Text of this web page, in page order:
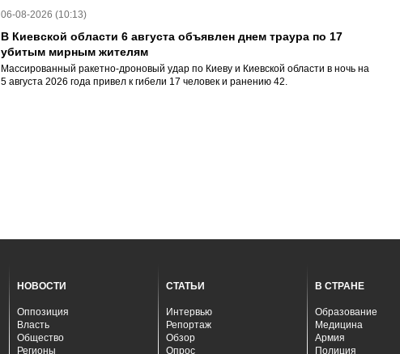
06-08-2026 (10:13)
В Киевской области 6 августа объявлен днем траура по 17
убитым мирным жителям
Массированный ракетно-дроновый удар по Киеву и Киевской области в ночь на
5 августа 2026 года привел к гибели 17 человек и ранению 42.
НОВОСТИ
Оппозиция
Власть
Общество
Регионы
СТАТЬИ
Интервью
Репортаж
Обзор
Опрос
В СТРАНЕ
Образование
Медицина
Армия
Полиция